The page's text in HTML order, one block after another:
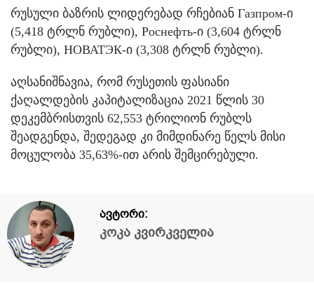
რუსული ბაზრის ლიდერებად რჩებიან Газпром-ი
(5,418 ტრლნ რუბლი), Роснефть-ი (3,604 ტრლნ
რუბლი), НОВАТЭК-ი (3,308 ტრლნ რუბლი).
აღსანიშნავია, რომ რუსეთის ფასიანი
ქაღალდების კაპიტალიზაცია 2021 წლის 30
დეკემბრისთვის 62,553 ტრილიონ რუბლს
შეადგენდა, შედეგად კი მიმდინარე წელს მისი
მოცულობა 35,63%-ით არის შემცირებული.
ავტორი:
კოკა კვირკველია